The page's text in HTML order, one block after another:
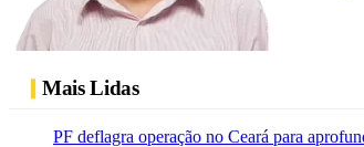
Mais Lidas
PF deflagra operação no Ceará para